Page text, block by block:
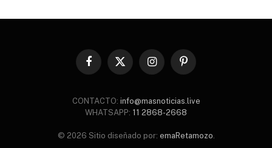
Facebook
X
InstagramPinterest
CONTACTO: info@masnoticias.live
WHATSAPP: 11 2868-2668
© 2026 Sitio diseñado por: emaRetamozo.